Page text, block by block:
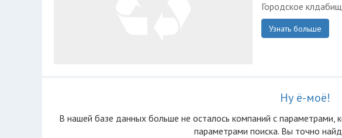
Городское
Узнать больше
Ну ё-моё!
В нашей базе данных больше не осталоcь компаний с параметрами,
параметрами поиска. Вы точно